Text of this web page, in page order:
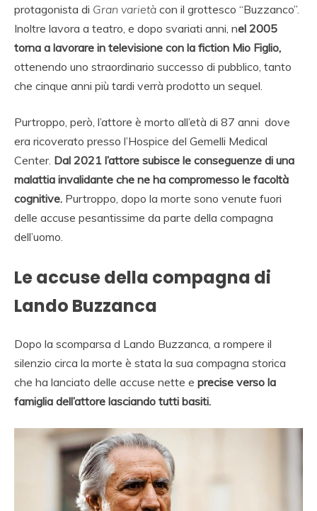
protagonista di Gran varietà con il grottesco “Buzzanco”.
Inoltre lavora a teatro, e dopo svariati anni, nel 2005
torna a lavorare in televisione con la fiction Mio Figlio,
ottenendo uno straordinario successo di pubblico, tanto
che cinque anni più tardi verrà prodotto un sequel.
Purtroppo, però, l’attore è morto all’età di 87 anni dove
era ricoverato presso l’Hospice del Gemelli Medical
Center. Dal 2021 l’attore subisce le conseguenze di una
malattia invalidante che ne ha compromesso le facoltà
cognitive. Purtroppo, dopo la morte sono venute fuori
delle accuse pesantissime da parte della compagna
dell’uomo.
Le accuse della compagna di
Lando Buzzanca
Dopo la scomparsa d Lando Buzzanca, a rompere il
silenzio circa la morte è stata la sua compagna storica
che ha lanciato delle accuse nette e precise verso la
famiglia dell’attore lasciando tutti basiti.